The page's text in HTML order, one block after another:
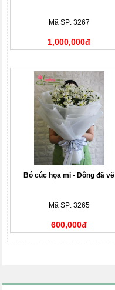
Mã SP: 3267
1,000,000đ
Bó cúc họa mi - Đông đã về
Mã SP: 3265
600,000đ